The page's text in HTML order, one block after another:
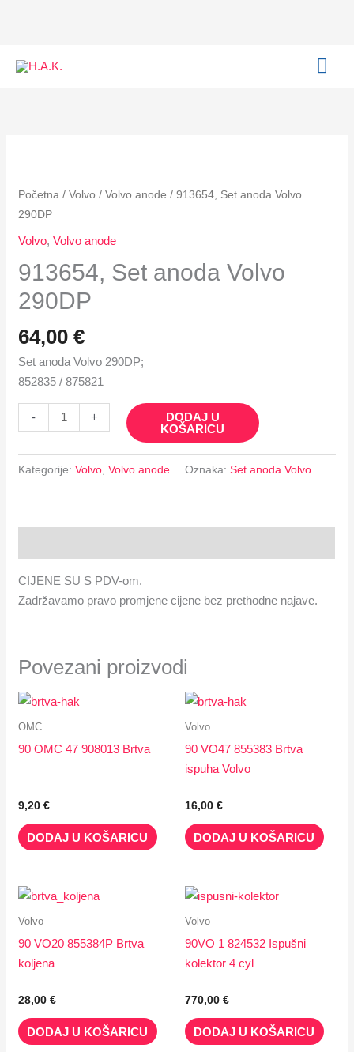
Početna /Volvo /Volvo anode / 913654, Set anoda Volvo
290DP
Volvo,Volvo anode
913654, Set anoda Volvo
290DP
64,00€
Set anoda Volvo 290DP;
852835 / 875821
-
anoda
Volvo
količina
+
DODAJ U
KOŠARICU
Kategorije:Volvo,Volvo anode Oznaka:Set anoda Volvo
CIJENE SU S PDV-om.
Zadržavamo pravo promjene cijene bez prethodne najave.
Povezani proizvodi
OMC
90 OMC 47 908013 Brtva
9,20€
DODAJ U KOŠARICU
Volvo
90 VO47 855383 Brtva
ispuha Volvo
16,00 €
DODAJ U KOŠARICU
Volvo
90 VO20 855384P Brtva
koljena
28,00€
DODAJ U KOŠARICU
Volvo
90VO 1 824532 Ispušni
kolektor 4 cyl
770,00 €
DODAJ U KOŠARICU
količina